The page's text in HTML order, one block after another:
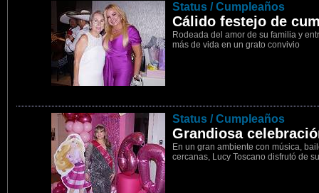
Status / Cumpleaños
Cálido festejo de
Rodeada del amor de su familia y
más de vida en un grato convivio
Status / Cumpleaños
Grandiosa
En un gran ambiente con música,
cercanas, Lucy Toscano disfrutó de